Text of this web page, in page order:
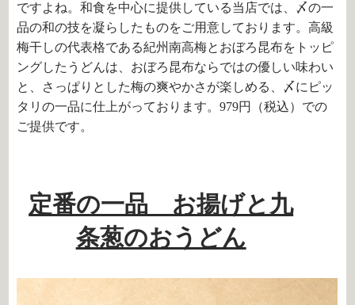
ですよね。和食を中心に提供している当店では、〆の一
品の和の技を凝らしたものをご用意しております。高級
梅干しの代表格である紀州南高梅とおぼろ昆布をトッピ
ングしたうどんは、おぼろ昆布ならではの優しい味わい
と、さっぱりとした梅の爽やかさが楽しめる、〆にピッ
タリの一品に仕上がっております。979円（税込）での
ご提供です。
定番の一品 お揚げと九
条葱のおうどん